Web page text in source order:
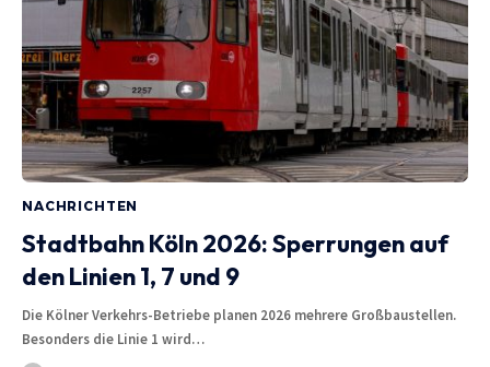
NACHRICHTEN
Stadtbahn Köln 2026: Sperrungen auf
den Linien 1, 7 und 9
Die Kölner Verkehrs-Betriebe planen 2026 mehrere Großbaustellen.
Besonders die Linie 1 wird…